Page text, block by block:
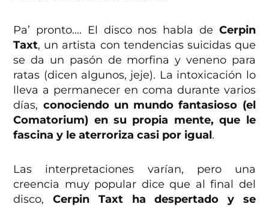
Pa’ pronto…. El disco nos habla de Cerpin
Taxt, un artista con tendencias suicidas que
se da un pasón de morfina y veneno para
ratas (dicen algunos, jeje). La intoxicación lo
lleva a permanecer en coma durante varios
días, conociendo un mundo fantasioso (el
Comatorium) en su propia mente, que le
fascina y le aterroriza casi por igual.
Las interpretaciones varían, pero una
creencia muy popular dice que al final del
disco,Cerpin Taxt ha despertado y se